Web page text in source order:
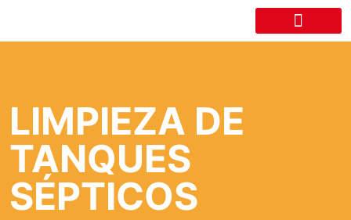
LIMPIEZA DE
TANQUES
SÉPTICOS